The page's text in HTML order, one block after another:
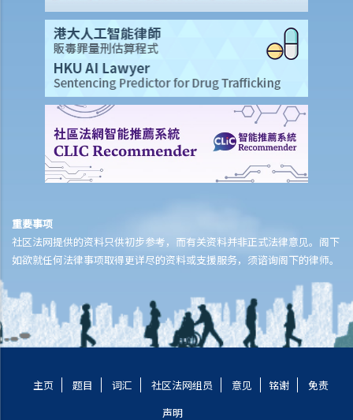
重要事项
社区法网提供的资料只供初步参考，而有关资料并非正式法律意见。阁下
如欲就任何法律事项取得更详尽的资料或支援服务，须谘询阁下的律师。
主页 题目 词汇 社区法网组员 意见 铭谢
免责
声明